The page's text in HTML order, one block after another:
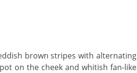
on the cheek and whitish fan-like